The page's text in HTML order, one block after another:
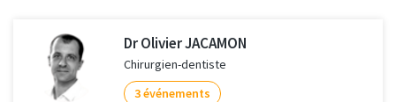
Dr Olivier JACAMON
Chirurgien-dentiste
3 événements